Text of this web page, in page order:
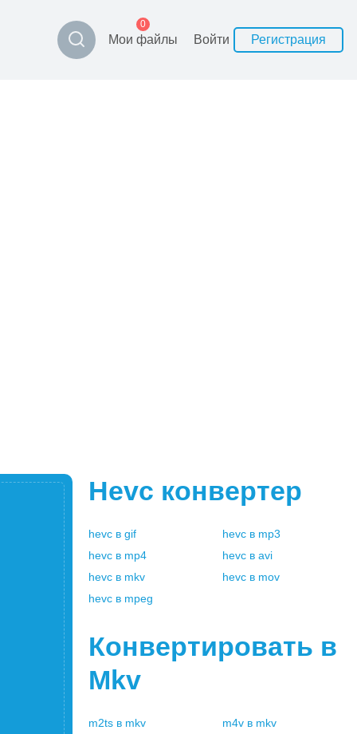
Мои файлы
0
Войти Регистрация
Hevc конвертер
hevc в gif hevc в mp3
hevc в mp4 hevc в avi
hevc в mkv hevc в mov
hevc в mpeg
Конвертировать в
Mkv
m2ts в mkv m4v в mkv